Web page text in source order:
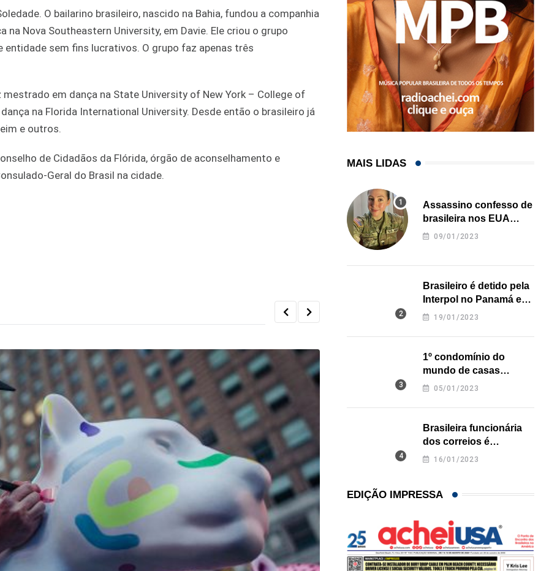
O bailarino brasileiro, nascido na Bahia, fundou a companhia
Nova Southeastern University, em Davie. Ele criou o grupo
entidade sem fins lucrativos. O grupo faz apenas três
em dança na State University of New York – College of
na Florida International University. Desde então o brasileiro já
e outros.
de Cidadãos da Flórida, órgão de aconselhamento e
Geral do Brasil na cidade.
MAIS LIDAS
Assassino confesso de
brasileira nos EUA
revela onde deixou o
09/01/2023
Brasileiro é detido pela
Interpol no Panamá e
pode pegar prisão
19/01/2023
1º condomínio do
mundo de casas
impressas em 3D é
05/01/2023
Brasileira funcionária
dos correios é
assassinada a facadas
16/01/2023
EDIÇÃO IMPRESSA